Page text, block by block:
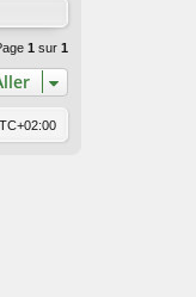
1 sur 1